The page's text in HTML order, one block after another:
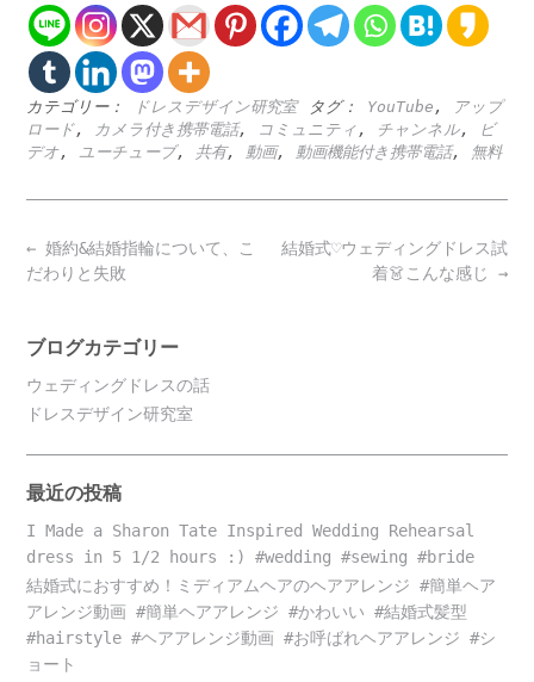
カテゴリー： ドレスデザイン研究室 タグ： YouTube ,
アップ
ロード, カメラ付き携帯電話, コミュニティ , チャンネル,
ビ
デオ, ユーチューブ, 共有, 動画, 動画機能付き携帯電話, 無料
Post
navigation
結婚式♡ウェディングドレス試
着👗こんな感じ →
← 婚約&結婚指輪について、こ
だわりと失敗
ブログカテゴリー
ウェディングドレスの話
ドレスデザイン研究室
最近の投稿
I Made a Sharon Tate Inspired Wedding Rehearsal
dress in 5 1/2 hours :) #wedding #sewing #bride
結婚式におすすめ！ミディアムヘアのヘアアレンジ #簡単ヘア
アレンジ動画 #簡単ヘアアレンジ #かわいい #結婚式髪型
#hairstyle #ヘアアレンジ動画 #お呼ばれヘアアレンジ #シ
ョート